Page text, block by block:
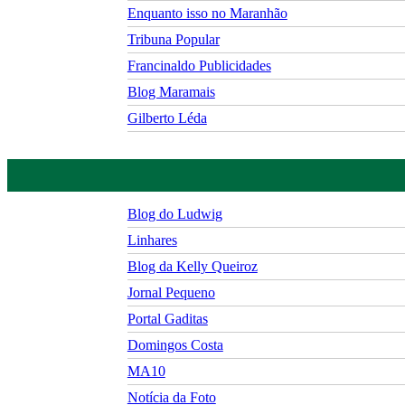
Enquanto isso no Maranhão
Tribuna Popular
Francinaldo Publicidades
Blog Maramais
Gilberto Léda
Blog do Ludwig
Linhares
Blog da Kelly Queiroz
Jornal Pequeno
Portal Gaditas
Domingos Costa
MA10
Notícia da Foto